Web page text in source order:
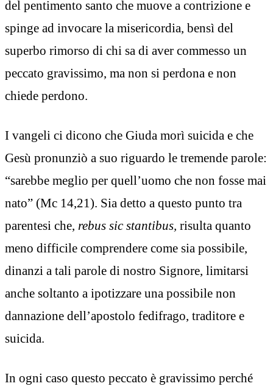
del pentimento santo che muove a contrizione e
spinge ad invocare la misericordia, bensì del
superbo rimorso di chi sa di aver commesso un
peccato gravissimo, ma non si perdona e non
chiede perdono.
I vangeli ci dicono che Giuda morì suicida e che
Gesù pronunziò a suo riguardo le tremende parole:
“sarebbe meglio per quell’uomo che non fosse mai
nato” (Mc 14,21). Sia detto a questo punto tra
parentesi che, rebus sic stantibus, risulta quanto
meno difficile comprendere come sia possibile,
dinanzi a tali parole di nostro Signore, limitarsi
anche soltanto a ipotizzare una possibile non
dannazione dell’apostolo fedifrago, traditore e
suicida.
In ogni caso questo peccato è gravissimo perché